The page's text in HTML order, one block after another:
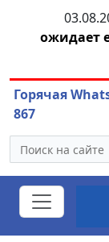
ожидает
Горячая
867